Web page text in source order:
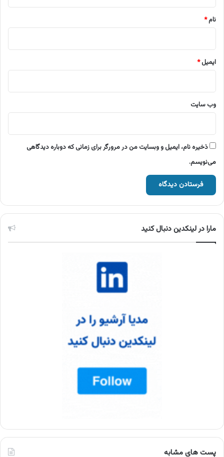
نام*
ایمیل*
وب‌ سایت
ذخیره نام، ایمیل و وبسایت من در مرورگر برای زمانی که دوباره دیدگاهی
می‌نویسم.
مارا در لینکدین دنبال کنید
پست های مشابه